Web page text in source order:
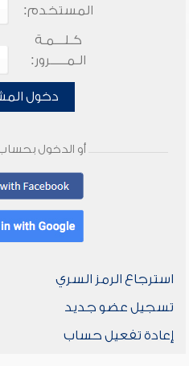
المستخدم:
كـلـــمـة
الـمـــــرور:
دخول
أو الدخول
استرجاع الرمز السري
تسجيل عضو جديد
إعادة تفعيل حساب